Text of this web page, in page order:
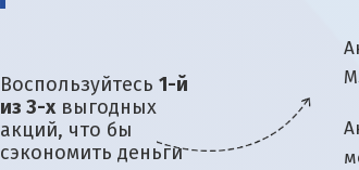
Воспользуйтесь 1-й
из 3-хвыгодных
акций, что бы
сэкономить деньги